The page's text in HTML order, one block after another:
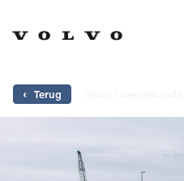
‹ Terug